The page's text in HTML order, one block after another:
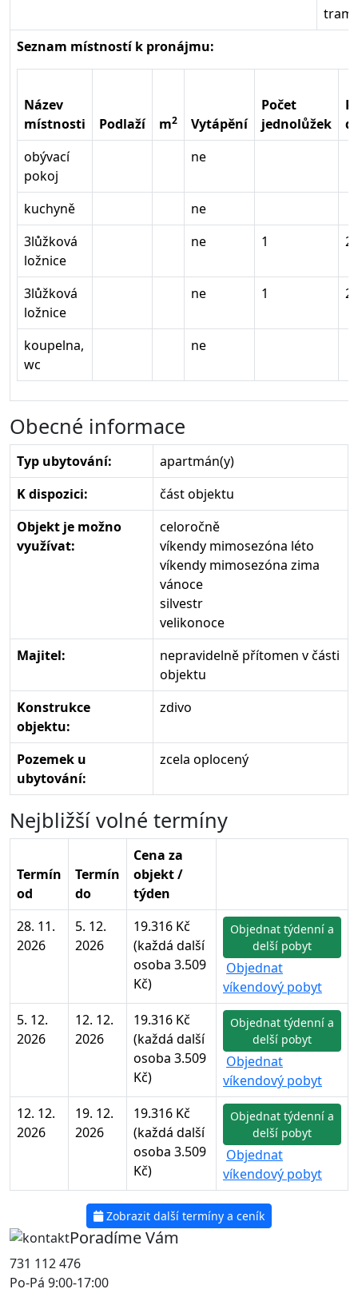
Seznam místností k pronájmu:
Název
místnosti
Podlaží m2 Vytápění
Počet
jednolůžek
obývací
pokoj
ne
kuchyně
ne
3lůžková
ložnice
ne 1 2
3lůžková
ložnice
ne 1 2
koupelna,
wc
ne
Obecné informace
Typ ubytování:
apartmán(y)
K dispozici:
část objektu
Objekt je možno
využívat:
celoročně
víkendy mimosezóna léto
víkendy mimosezóna zima
vánoce
silvestr
velikonoce
Majitel:
nepravidelně přítomen v části
objektu
Konstrukce
objektu:
zdivo
Pozemek u
ubytování:
zcela oplocený
Nejbližší volné termíny
Termín
od
Termín
do
Cena za
objekt /
týden
28. 11.
2026
5. 12.
2026
19.316 Kč
(každá další
osoba 3.509
Kč)
Objednat týdenní a
delší pobyt
Objednat
víkendový pobyt
5. 12.
2026
12. 12.
2026
19.316 Kč
(každá další
osoba 3.509
Kč)
Objednat týdenní a
delší pobyt
Objednat
víkendový pobyt
12. 12.
2026
19. 12.
2026
19.316 Kč
(každá další
osoba 3.509
Kč)
Objednat týdenní a
delší pobyt
Objednat
víkendový pobyt
Zobrazit další termíny a ceník
Poradíme Vám
731 112 476
Po-Pá 9:00-17:00